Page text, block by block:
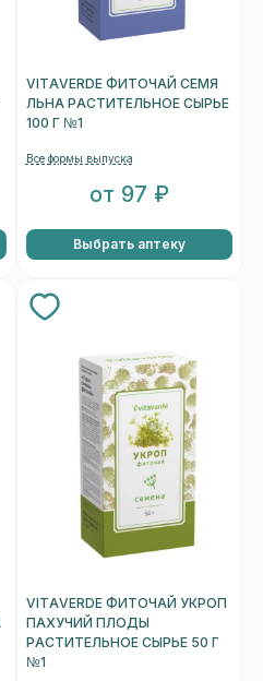
VITAVERDE ФИТОЧАЙ СЕМЯ
ЛЬНА РАСТИТЕЛЬНОЕ СЫРЬЕ
100 Г №1
Все формы выпуска
от 97 ₽
Выбрать аптеку
VITAVERDE ФИТОЧАЙ УКРОП
ПАХУЧИЙ ПЛОДЫ
РАСТИТЕЛЬНОЕ СЫРЬЕ 50 Г
№1